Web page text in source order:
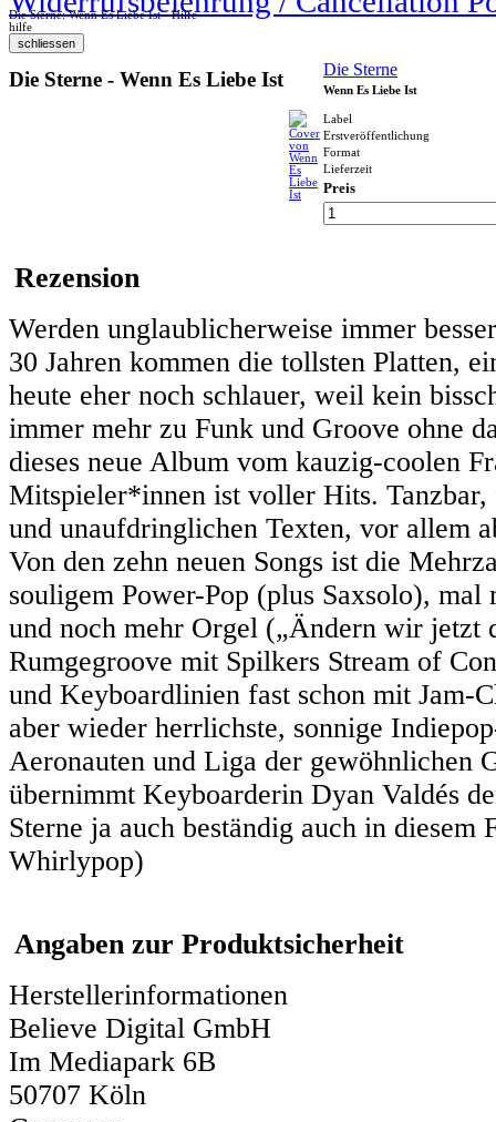
Die Sterne: Wenn Es Liebe Ist - Hilfe
hilfe
Die Sterne - Wenn Es Liebe Ist Die Sterne
Wenn Es Liebe Ist
Label
Erstveröffentlichung
Format
Lieferzeit
Preis
Rezension
Werden unglaublicherweise immer
30 Jahren kommen die tollsten Platten,
heute eher noch schlauer, weil kein
immer mehr zu Funk und Groove ohne
dieses neue Album vom kauzig-coolen
Mitspieler*innen ist voller Hits. Tanzbar,
und unaufdringlichen Texten, vor allem
Von den zehn neuen Songs ist die
souligem Power-Pop (plus Saxsolo),
und noch mehr Orgel („Ändern wir jetzt
Rumgegroove mit Spilkers Stream of
und Keyboardlinien fast schon mit Jam-
aber wieder herrlichste, sonnige
Aeronauten und Liga der gewöhnlichen
übernimmt Keyboarderin Dyan Valdés
Sterne ja auch beständig auch in
Whirlypop)
Angaben zur Produktsicherheit
Herstellerinformationen
Believe Digital GmbH
Im Mediapark 6B
50707 Köln